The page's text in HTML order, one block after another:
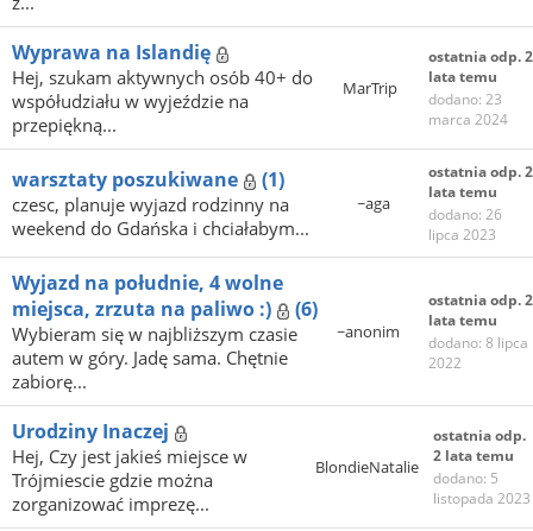
Wyprawa na Islandię
Hej, szukam aktywnych osób 40+ do
współudziału w wyjeździe na
przepiękną...
MarTrip
ostatnia odp. 2
lata temu
dodano: 23
marca 2024
warsztaty poszukiwane (1)
czesc, planuje wyjazd rodzinny na
weekend do Gdańska i chciałabym...
~aga
ostatnia odp. 2
lata temu
dodano: 26
lipca 2023
Wyjazd na południe, 4 wolne
miejsca, zrzuta na paliwo :)
(6)
Wybieram się w najbliższym czasie
autem w góry. Jadę sama. Chętnie
zabiorę...
~anonim
ostatnia odp. 2
lata temu
dodano: 8 lipca
2022
Urodziny Inaczej
Hej, Czy jest jakieś miejsce w
Trójmiescie gdzie można
zorganizować imprezę...
BlondieNatalie
ostatnia odp.
2 lata temu
dodano: 5
listopada 2023